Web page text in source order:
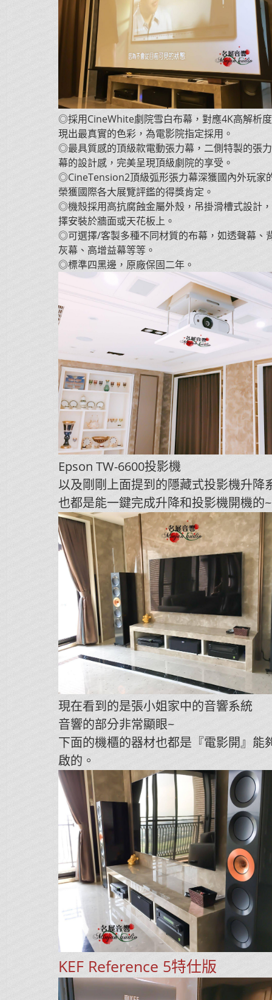
◎採用CineWhite劇院雪白布幕，對應4K高解析
現出最真實的色彩，為電影院指定採用。
◎最具質感的頂級款電動張力幕，二側特製的張
幕的設計感，完美呈現頂級劇院的享受。
◎CineTension2頂級弧形張力幕深獲國內外玩家
榮獲國際各大展覽評鑑的得獎肯定。
◎機殼採用高抗腐蝕金屬外殼，吊掛滑槽式設計
擇安裝於牆面或天花板上。
◎可選擇/客製多種不同材質的布幕，如透聲幕、
灰幕、高增益幕等等。
◎標準四黑邊，原廠保固二年。
Epson TW-6600投影機
以及剛剛上面提到的隱藏式投影機升降
也都是能一鍵完成升降和投影機開機的~
現在看到的是張小姐家中的音響系統
音響的部分非常顯眼~
下面的機櫃的器材也都是『電影開』能
啟的。
KEF Reference 5特仕版